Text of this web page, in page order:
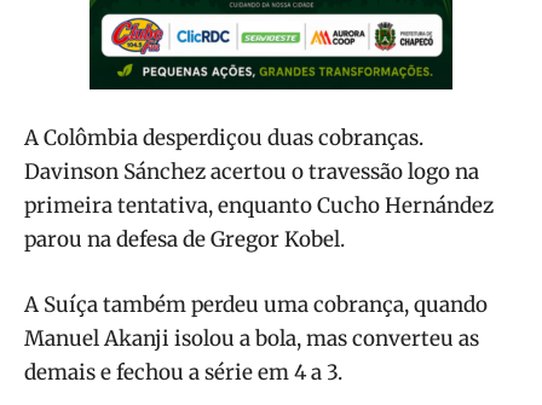
A Colômbia desperdiçou duas cobranças.
Davinson Sánchez acertou o travessão logo na
primeira tentativa, enquanto Cucho Hernández
parou na defesa de Gregor Kobel.
A Suíça também perdeu uma cobrança, quando
Manuel Akanji isolou a bola, mas converteu as
demais e fechou a série em 4 a 3.